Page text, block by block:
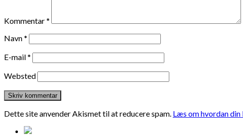
Kommentar*
Navn*
E-mail*
Websted
Dette site anvender Akismet til at reducere spam. Læs om hvordan